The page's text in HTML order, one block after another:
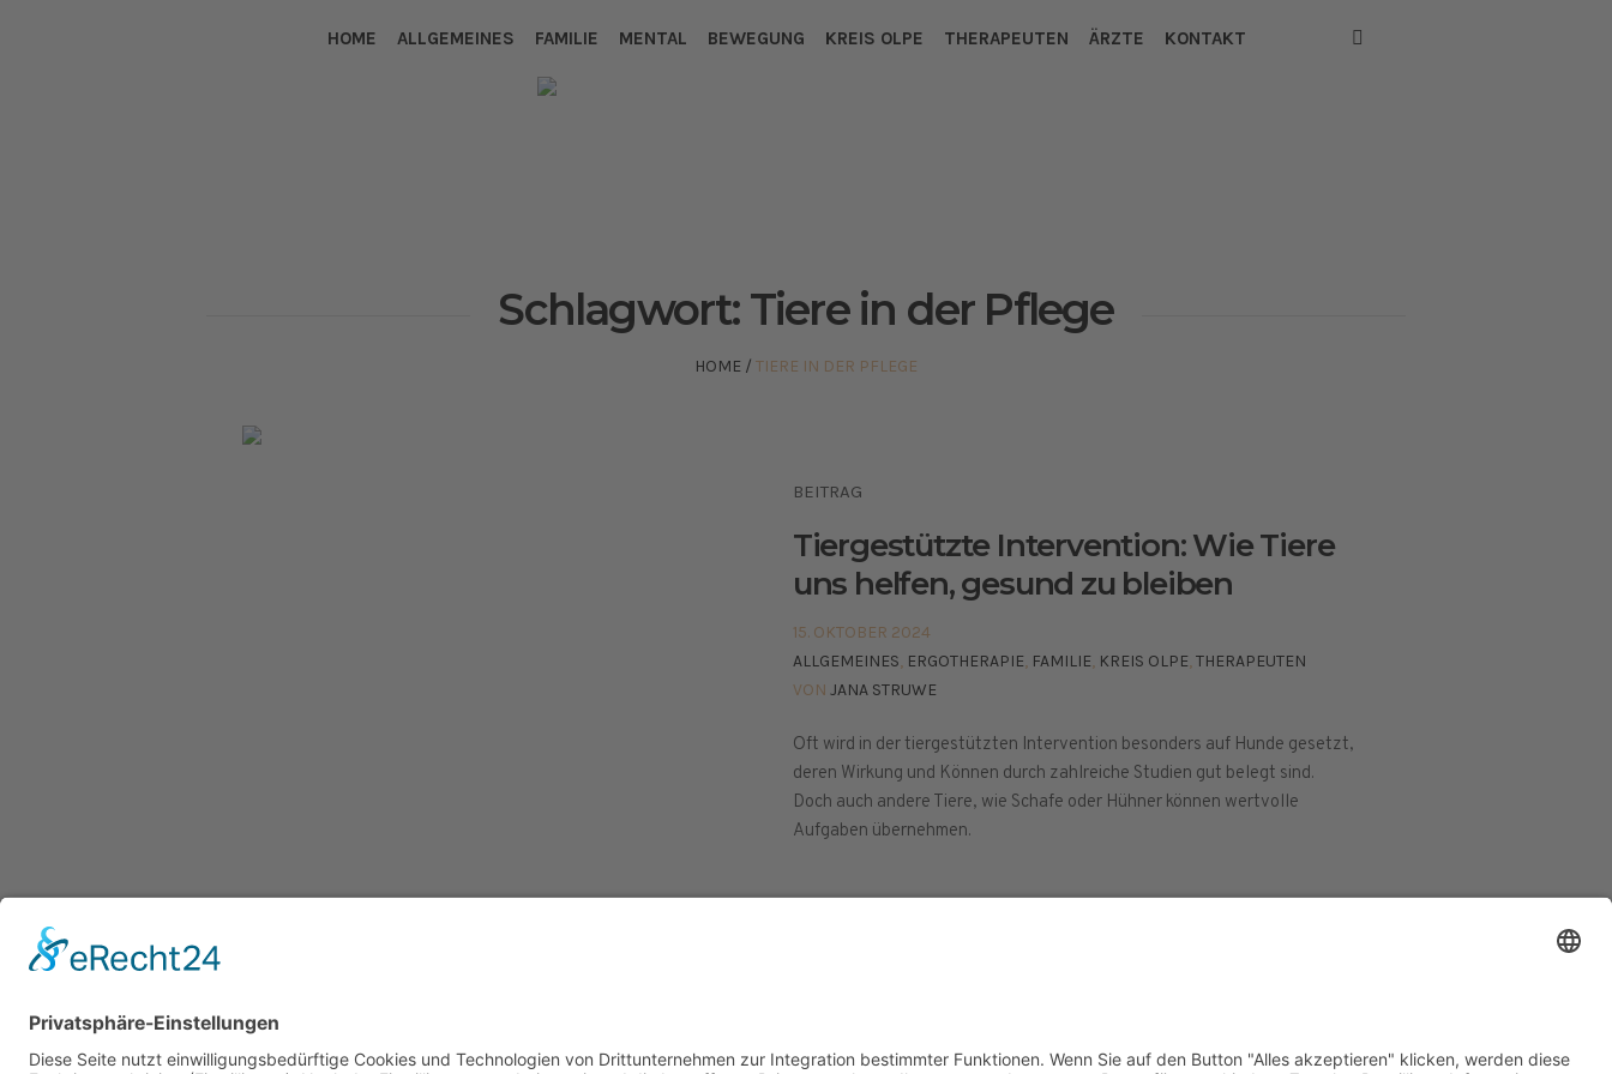
HOME ALLGEMEINES FAMILIE MENTAL BEWEGUNG KREIS OLPE THERAPEUTEN ÄRZTE KONTAKT
Schlagwort: Tiere in der Pflege
HOME / TIERE IN DER PFLEGE
BEITRAG
Tiergestützte Intervention: Wie Tiere
uns helfen, gesund zu bleiben
15. OKTOBER 2024
ALLGEMEINES, ERGOTHERAPIE, FAMILIE, KREIS OLPE,THERAPEUTEN
VON JANA STRUWE
Oft wird in der tiergestützten Intervention besonders auf Hunde gesetzt,
deren Wirkung und Können durch zahlreiche Studien gut belegt sind.
Doch auch andere Tiere, wie Schafe oder Hühner können wertvolle
Aufgaben übernehmen.